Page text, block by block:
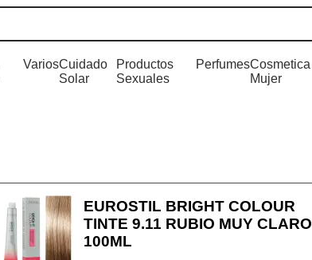
VariosCuidado
Solar
Productos
Sexuales
PerfumesCosmetica
Mujer
EUROSTIL BRIGHT COLOUR
TINTE 9.11 RUBIO MUY CLARO
100ML